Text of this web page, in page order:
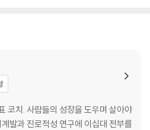
계
문 실천법
계-질문의 일상화
하나의 습관
코치. 사람들의 성장을 도우며 살아야
발과 진로적성 연구에 이십대 전부를